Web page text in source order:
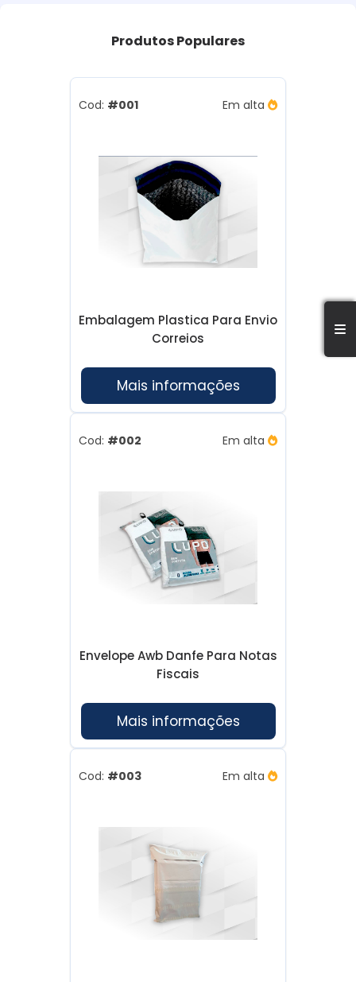
ProdutosPopulares
Cod: #001 Em alta
Embalagem Plastica Para Envio
Correios
Mais informações
Cod: #002 Em alta
Envelope Awb Danfe Para Notas
Fiscais
Mais informações
Cod: #003 Em alta